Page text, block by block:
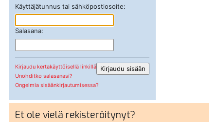
Käyttäjätunnus tai sähköpostiosoite:
Salasana:
Kirjaudu kertakäyttöisellä linkillä
Unohditko salasanasi?
Ongelmia sisäänkirjautumisessa?
Et ole vielä rekisteröitynyt?